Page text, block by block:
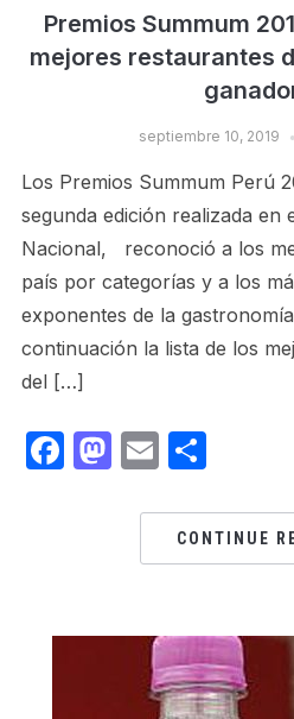
Premios Summum
mejores restaurantes
septiembre 10, 2019
Los Premios Summum Perú
segunda edición realizada en
Nacional, reconoció a los
paí­s por categorías y a los
exponentes de la
continuación la lista de los
del […]
Facebook
Mastodon
EmailShare
CONTINUE